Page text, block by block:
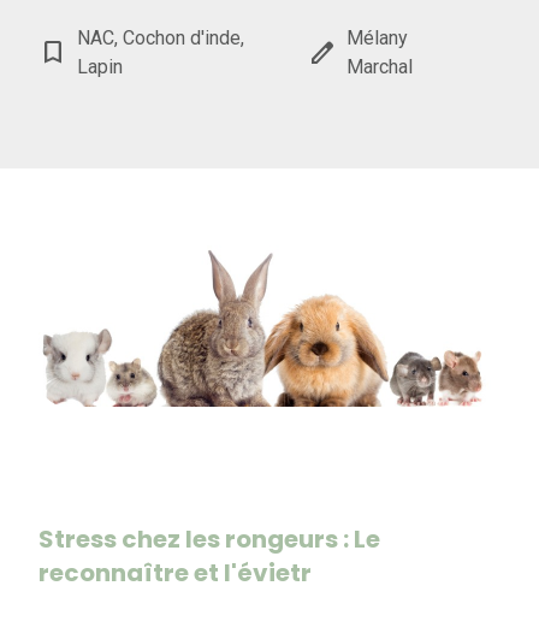
bookmark_border
NAC, Cochon d'inde,
Lapin
edit
Mélany
Marchal
Stress chez les rongeurs : Le
reconnaître et l'évietr